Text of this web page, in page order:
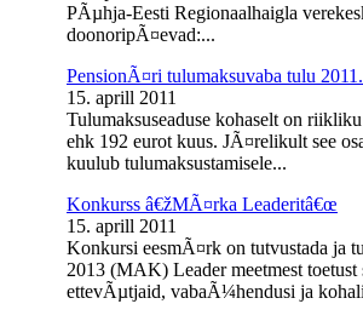
PÃµhja-Eesti Regionaalhaigla
doonoripÃ¤evad:...
PensionÃ¤ri tulumaksuvaba tulu
15. aprill 2011
Tulumaksuseaduse kohaselt on
ehk 192 eurot kuus. JÃ¤relikult see
kuulub tulumaksustamisele...
Konkurss â€žMÃ¤rka Leaderitâ€œ
15. aprill 2011
Konkursi eesmÃ¤rk on tutvustada ja
2013 (MAK) Leader meetmest
ettevÃµtjaid, vabaÃ¼hendusi ja